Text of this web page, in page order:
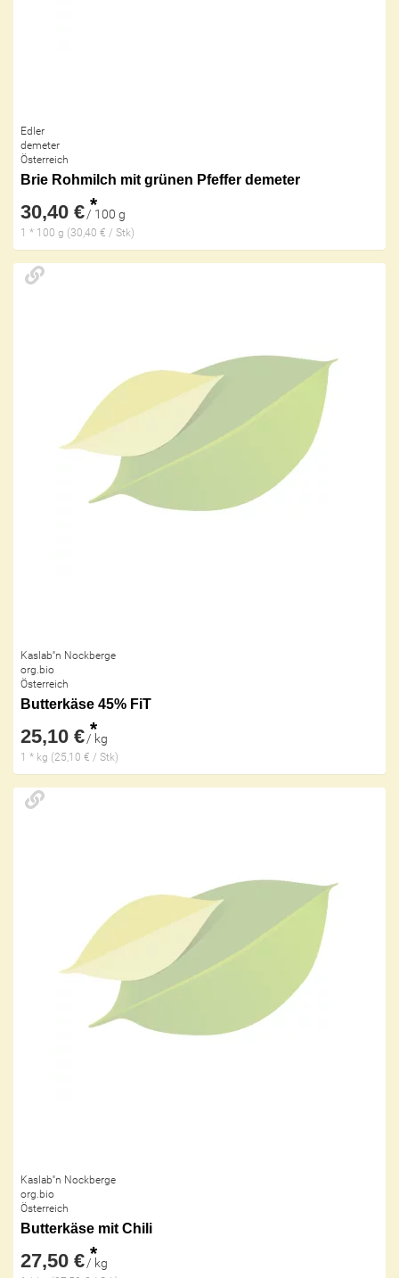
Edler
demeter
Österreich
Brie Rohmilch mit grünen Pfeffer demeter
30,40 € *
/ 100 g
1 * 100 g (30,40 € / Stk)
Kaslab''n Nockberge
org.bio
Österreich
Butterkäse 45% FiT
25,10 € *
/ kg
1 * kg (25,10 € / Stk)
Kaslab''n Nockberge
org.bio
Österreich
Butterkäse mit Chili
27,50 € *
/ kg